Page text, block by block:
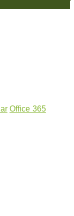
Office 365